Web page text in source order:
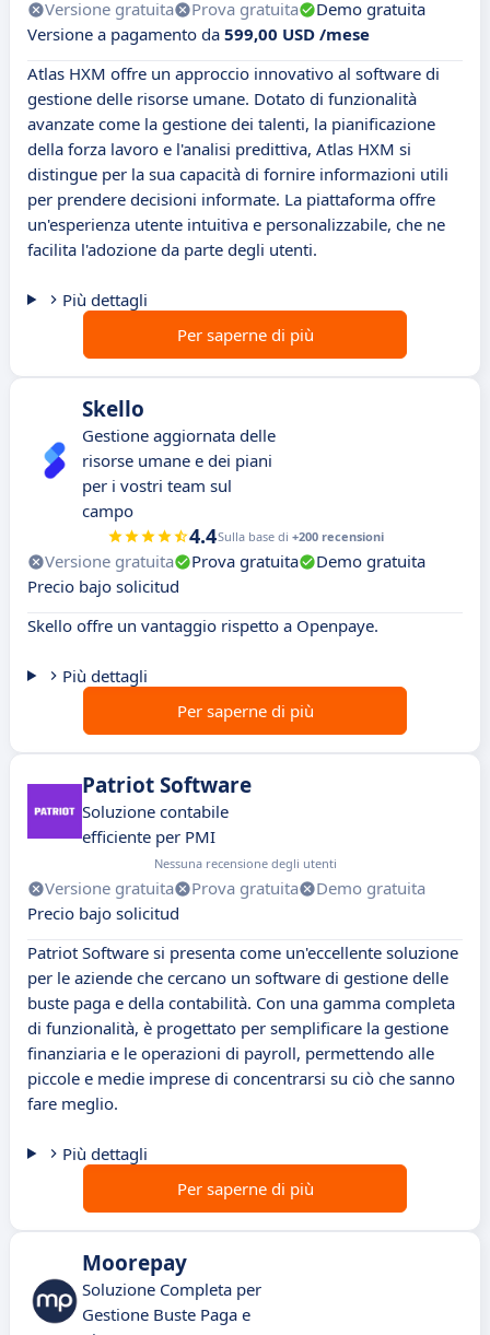
Versione gratuita Prova gratuita
Demo gratuita
Versione a pagamento da 599,00 USD /mese
Atlas HXM offre un approccio innovativo al software di
gestione delle risorse umane. Dotato di funzionalità
avanzate come la gestione dei talenti, la pianificazione
della forza lavoro e l'analisi predittiva, Atlas HXM si
distingue per la sua capacità di fornire informazioni utili
per prendere decisioni informate. La piattaforma offre
un'esperienza utente intuitiva e personalizzabile, che ne
facilita l'adozione da parte degli utenti.
Più dettagli
Per saperne di più
Skello
Gestione aggiornata delle
risorse umane e dei piani
per i vostri team sul
campo
4.4Sulla base di +200 recensioni
Versione gratuita Prova gratuita
Demo gratuita
Precio bajo solicitud
Skello offre un vantaggio rispetto a Openpaye.
Più dettagli
Per saperne di più
Patriot Software
Soluzione contabile
efficiente per PMI
Nessuna recensione degli utenti
Versione gratuita Prova gratuita
Demo gratuita
Precio bajo solicitud
Patriot Software si presenta come un'eccellente soluzione
per le aziende che cercano un software di gestione delle
buste paga e della contabilità. Con una gamma completa
di funzionalità, è progettato per semplificare la gestione
finanziaria e le operazioni di payroll, permettendo alle
piccole e medie imprese di concentrarsi su ciò che sanno
fare meglio.
Più dettagli
Per saperne di più
Moorepay
Soluzione Completa per
Gestione Buste Paga e